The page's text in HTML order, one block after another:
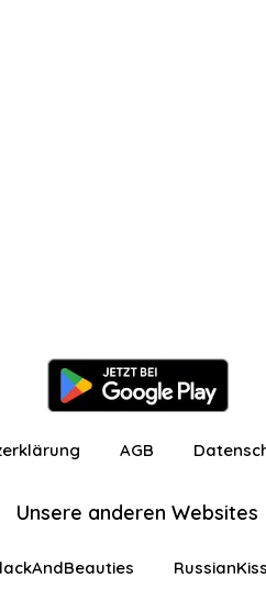
AGB
Unsere anderen Websites